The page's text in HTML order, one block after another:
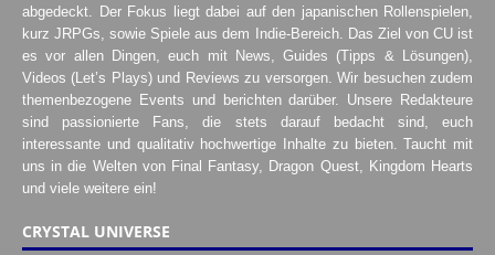
abgedeckt. Der Fokus liegt dabei auf den japanischen Rollenspielen,
kurz JRPGs, sowie Spiele aus dem Indie-Bereich. Das Ziel von CU ist
es vor allen Dingen, euch mit News, Guides (Tipps & Lösungen),
Videos (Let’s Plays) und Reviews zu versorgen. Wir besuchen zudem
themenbezogene Events und berichten darüber. Unsere Redakteure
sind passionierte Fans, die stets darauf bedacht sind, euch
interessante und qualitativ hochwertige Inhalte zu bieten. Taucht mit
uns in die Welten von Final Fantasy, Dragon Quest, Kingdom Hearts
und viele weitere ein!
CRYSTAL UNIVERSE